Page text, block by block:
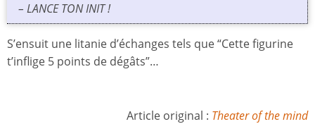
– LANCE TON INIT !
S’ensuit une litanie d’échanges tels que “Cette figurine
t’inflige 5 points de dégâts”…
Article original : Theater of the mind